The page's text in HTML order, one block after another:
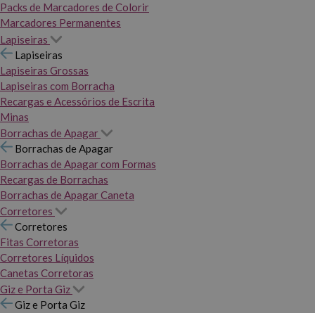
Packs de Marcadores de Colorir
Marcadores Permanentes
Lapiseiras
Lapiseiras
Lapiseiras Grossas
Lapiseiras com Borracha
Recargas e Acessórios de Escrita
Minas
Borrachas de Apagar
Borrachas de Apagar
Borrachas de Apagar com Formas
Recargas de Borrachas
Borrachas de Apagar Caneta
Corretores
Corretores
Fitas Corretoras
Corretores Líquidos
Canetas Corretoras
Giz e Porta Giz
Giz e Porta Giz